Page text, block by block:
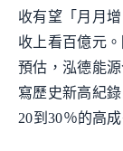
收有望「月月
收上看百億元
預估，泓德能
寫歷史新高紀
20到30％的高成